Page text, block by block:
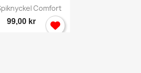
SnabbvyComfort
99,00 kr